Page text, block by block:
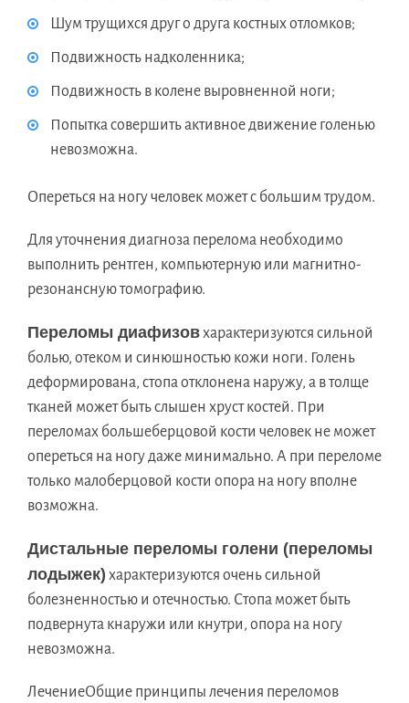
Шум трущихся друг о друга костных отломков;
Подвижность надколенника;
Подвижность в колене выровненной ноги;
Попытка совершить активное движение голенью
невозможна.
Опереться на ногу человек может с большим трудом.
Для уточнения диагноза перелома необходимо
выполнить рентген, компьютерную или магнитно-
резонансную томографию.
Переломы диафизовхарактеризуются сильной
болью, отеком и синюшностью кожи ноги. Голень
деформирована, стопа отклонена наружу, а в толще
тканей может быть слышен хруст костей. При
переломах большеберцовой кости человек не может
опереться на ногу даже минимально. А при переломе
только малоберцовой кости опора на ногу вполне
возможна.
Дистальные переломы голени (переломы
лодыжек) характеризуются очень сильной
болезненностью и отечностью. Стопа может быть
подвернута кнаружи или кнутри, опора на ногу
невозможна.
ЛечениеОбщие принципы лечения переломов